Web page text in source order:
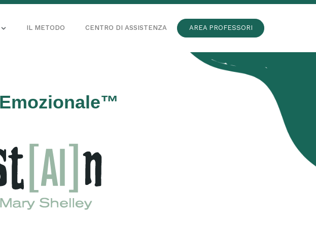
IL METODO CENTRO DI ASSISTENZA AREA PROFESSORI